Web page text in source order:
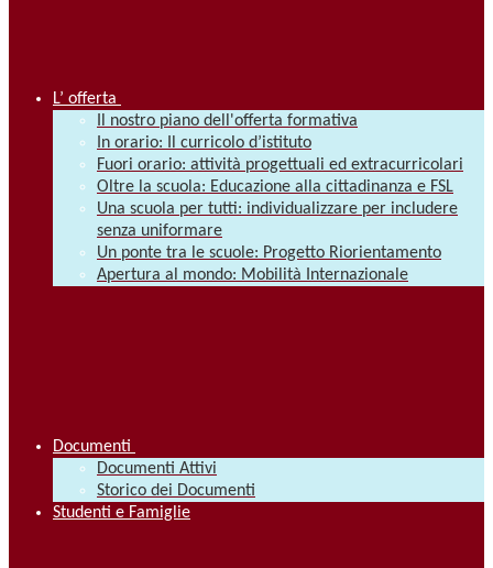
L’ offerta
Il nostro piano dell'offerta formativa
In orario: Il curricolo d’istituto
Fuori orario: attività progettuali ed extracurricolari
Oltre la scuola: Educazione alla cittadinanza e FSL
Una scuola per tutti: individualizzare per includere
senza uniformare
Un ponte tra le scuole: Progetto Riorientamento
Apertura al mondo: Mobilità Internazionale
Documenti
Documenti Attivi
Storico dei Documenti
Studenti e Famiglie